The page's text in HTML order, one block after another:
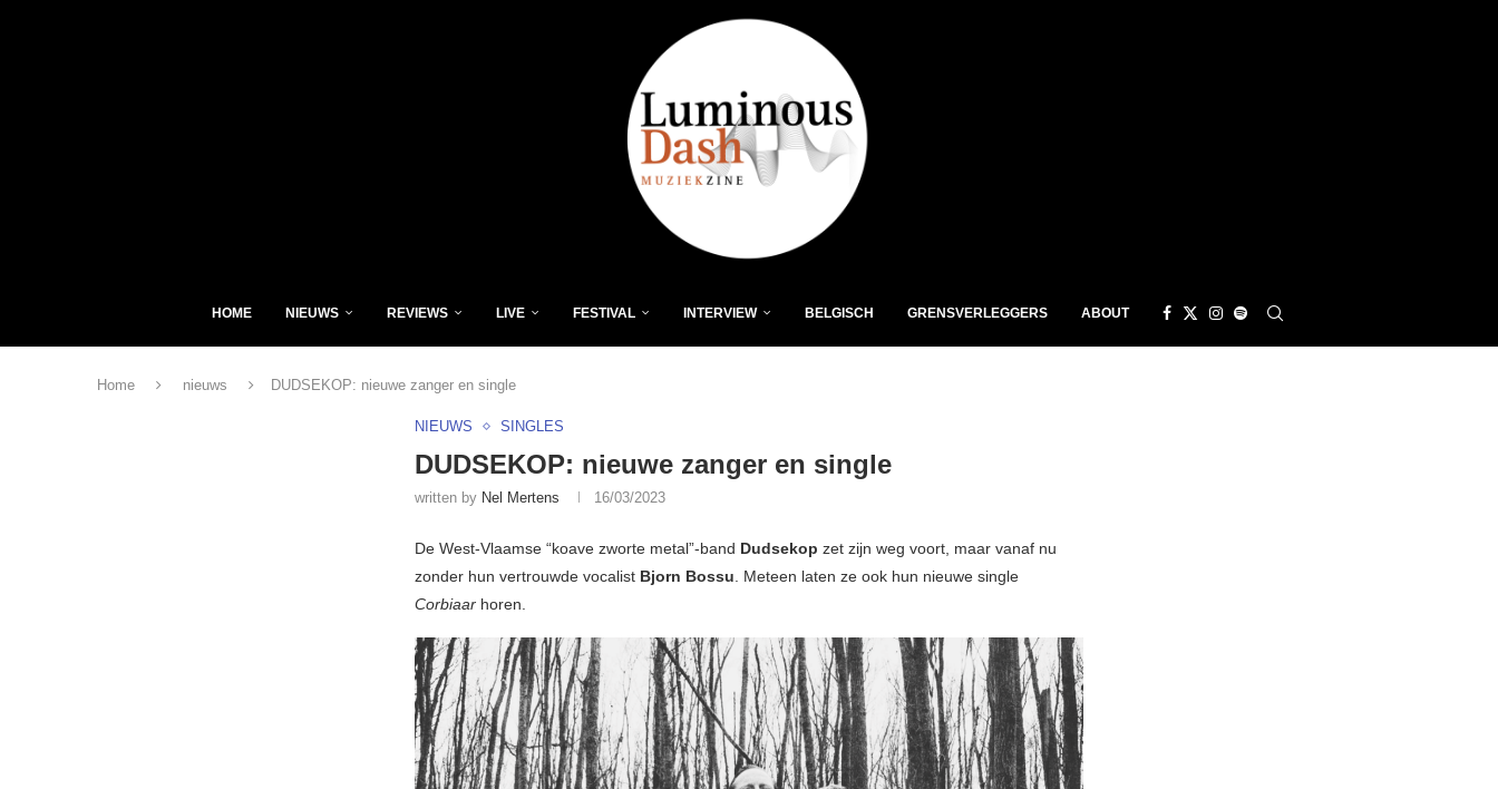
HOME NIEUWS REVIEWS LIVE FESTIVAL INTERVIEW BELGISCH GRENSVERLEGGERS ABOUT
Home nieuws DUDSEKOP: nieuwe zanger en single
NIEUWS SINGLES
DUDSEKOP: nieuwe zanger en single
written by Nel Mertens 16/03/2023
De West-Vlaamse “koave zworte metal”-band Dudsekop zet zijn weg voort, maar vanaf nu
zonder hun vertrouwde vocalist Bjorn Bossu. Meteen laten ze ook hun nieuwe single
Corbiaar horen.